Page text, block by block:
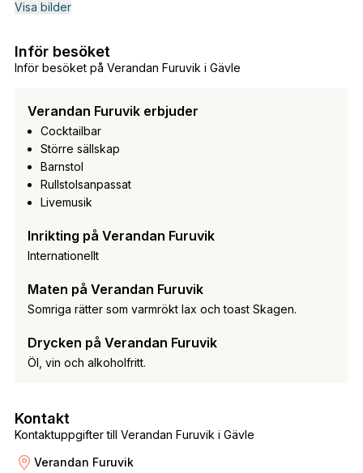
Visa bilder
Inför besöket på Verandan Furuvik i Gävle
Inför besöket
Verandan Furuvik erbjuder
Cocktailbar
Större sällskap
Barnstol
Rullstolsanpassat
Livemusik
Inrikting på Verandan Furuvik
Internationellt
Maten på Verandan Furuvik
Somriga rätter som varmrökt lax och toast Skagen.
Drycken på Verandan Furuvik
Öl, vin och alkoholfritt.
Kontaktuppgifter till Verandan Furuvik i Gävle
Kontakt
Verandan Furuvik